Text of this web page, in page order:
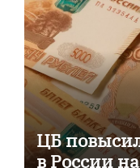
ЦБ
в России